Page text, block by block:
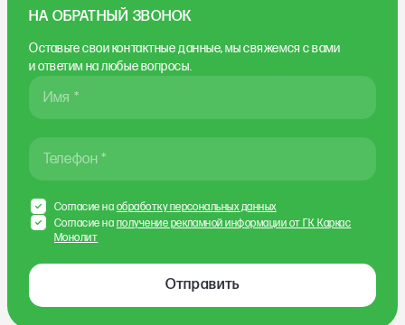
НА ОБРАТНЫЙ ЗВОНОК
Оставьте свои контактные данные, мы свяжемсяс вами
и ответим на любые вопросы.
Имя *
Телефон *
Отправить
Согласие на обработку персональных данных
Согласие на получение рекламной информации от ГК Каркас
Монолит